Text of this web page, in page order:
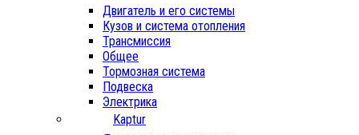
Двигатель и его системы
Кузов и система отопления
Трансмиссия
Общее
Тормозная система
Подвеска
Электрика
Kaptur